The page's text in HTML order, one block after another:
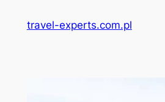
travel-experts.com.pl